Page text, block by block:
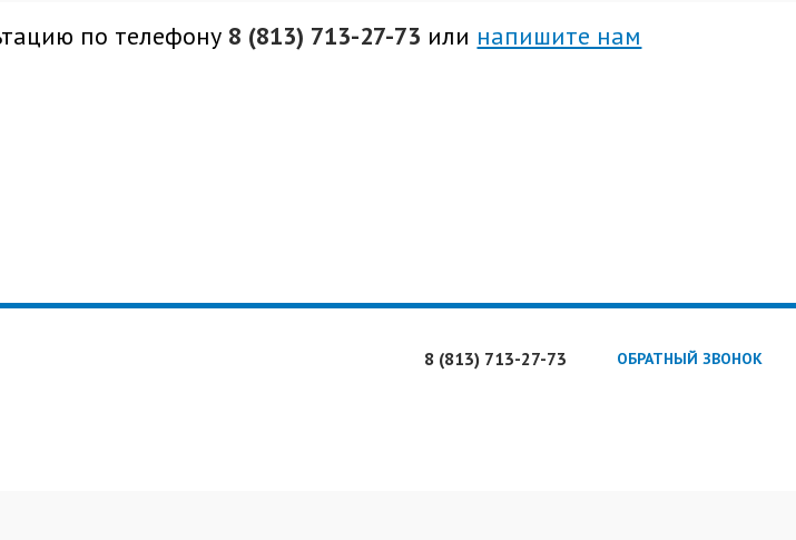
по телефону 8 (813) 713-27-73 или напишите нам
8 (813) 713-27-73 ОБРАТНЫЙ ЗВОНОК